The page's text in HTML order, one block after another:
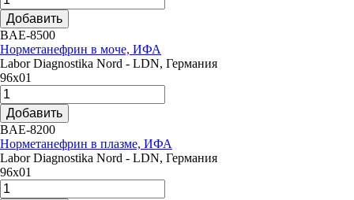
Добавить
BAE-8500
Норметанефрин в моче, ИФА
Labor Diagnostika Nord - LDN, Германия
96х01
Добавить
BAE-8200
Норметанефрин в плазме, ИФА
Labor Diagnostika Nord - LDN, Германия
96х01